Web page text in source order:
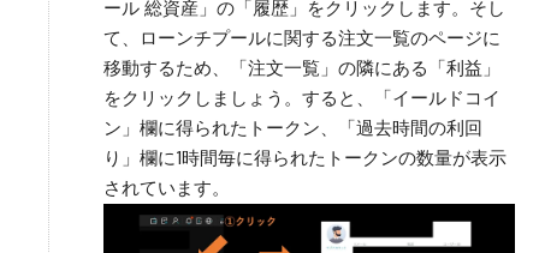
ール 総資産」の「履歴」をクリックします。そし
て、ローンチプールに関する注文一覧のページに
移動するため、「注文一覧」の隣にある「利益」
をクリックしましょう。すると、「イールドコイ
ン」欄に得られたトークン、「過去時間の利回
り」欄に1時間毎に得られたトークンの数量が表示
されています。